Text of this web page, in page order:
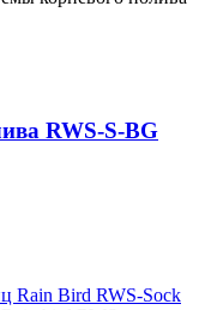
RWS-S-BG